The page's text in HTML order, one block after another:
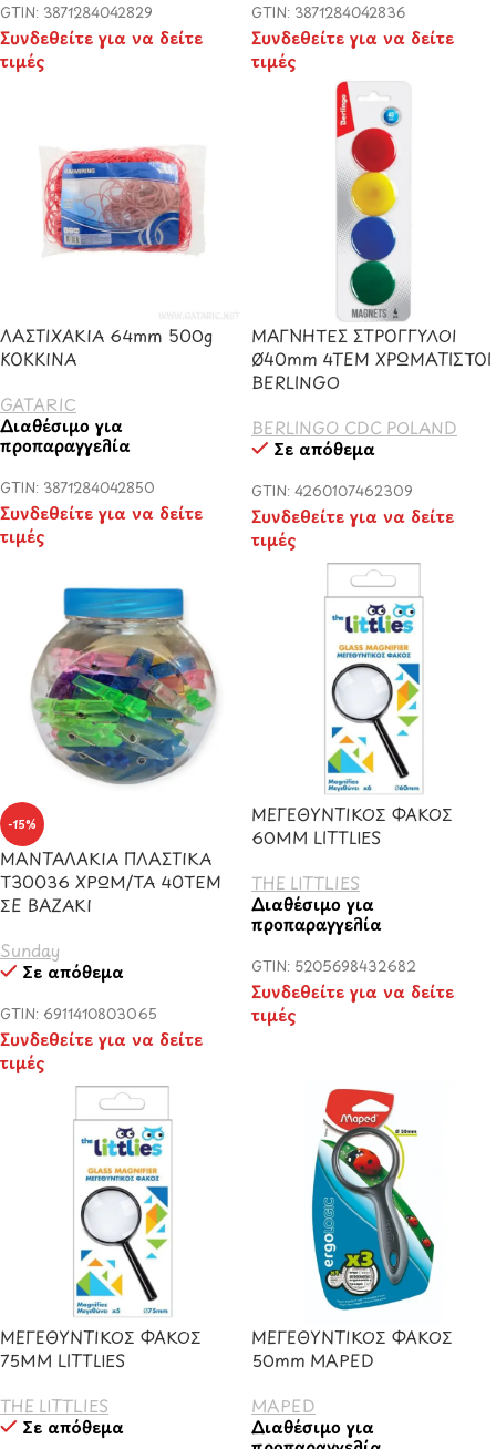
GTIN: 3871284042829
Συνδεθείτε για να δείτε
τιμές
GTIN: 3871284042836
Συνδεθείτε για να δείτε
τιμές
ΛΑΣΤΙΧΑΚΙΑ 64mm 500g
ΚΟΚΚΙΝΑ
GATARIC
Διαθέσιμο για
προπαραγγελία
GTIN: 3871284042850
Συνδεθείτε για να δείτε
τιμές
ΜΑΓΝΗΤΕΣ ΣΤΡΟΓΓΥΛΟΙ
Ø40mm 4TEM ΧΡΩΜΑΤΙΣΤΟΙ
BERLINGO
BERLINGO CDC POLAND
Σε απόθεμα
GTIN: 4260107462309
Συνδεθείτε για να δείτε
τιμές
-15%
ΜΑΝΤΑΛΑΚΙΑ ΠΛΑΣΤΙΚΑ
Τ30036 ΧΡΩΜ/ΤΑ 40ΤΕΜ
ΣΕ ΒΑΖΑΚΙ
Sunday
Σε απόθεμα
GTIN: 6911410803065
Συνδεθείτε για να δείτε
τιμές
ΜΕΓΕΘΥΝΤΙΚΟΣ ΦΑΚΟΣ
60ΜΜ LITTLIES
THE LITTLIES
Διαθέσιμο για
προπαραγγελία
GTIN: 5205698432682
Συνδεθείτε για να δείτε
τιμές
ΜΕΓΕΘΥΝΤΙΚΟΣ ΦΑΚΟΣ
75ΜΜ LITTLIES
THE LITTLIES
Σε απόθεμα
ΜΕΓΕΘΥΝΤΙΚΟΣ ΦΑΚΟΣ
50mm MAPED
MAPED
Διαθέσιμο για